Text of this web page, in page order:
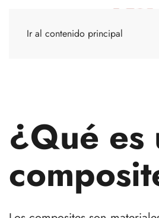
Ir al contenido principal
¿Qué es